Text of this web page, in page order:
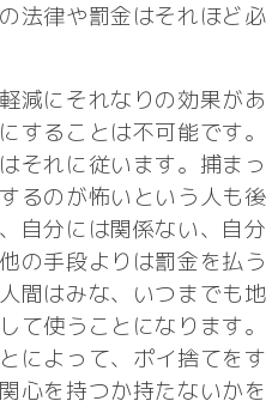
法律や罰金はそれほど必
減にそれなりの効果があ
することは不可能です。
それに従います。捕まっ
るのが怖いという人も後
自分には関係ない、自分
の手段よりは罰金を払う
間はみな、いつまでも地
て使うことになります。
によって、ポイ捨てをす
心を持つか持たないかを